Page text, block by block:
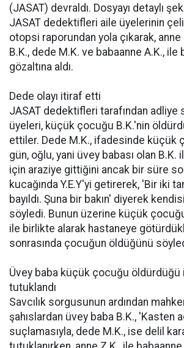
(JASAT) devraldı. Dosyayı detaylı
JASAT dedektifleri aile üyelerinin
otopsi raporundan yola çıkarak, anne
B.K., dede M.K. ve babaanne A.K., ile
gözaltına aldı.
Dede olayı itiraf etti
JASAT dedektifleri tarafından adliye
üyeleri, küçük çocuğu B.K.'nin
ettiler. Dede M.K., ifadesinde küçük
gün, oğlu, yani üvey babası olan
için araziye gittiğini ancak bir süre
kucağında Y.E.Y'yi getirerek, 'Bir iki
bayıldı. Şuna bir bakın' diyerek
söyledi. Bunun üzerine küçük
ile birlikte alarak hastaneye
sonrasında çocuğun öldüğünü
Üvey baba küçük çocuğu öldürdüğü
tutuklandı
Savcılık sorgusunun ardından
şahıslardan üvey baba B.K., 'Kasten
suçlamasıyla, dede M.K., ise delil